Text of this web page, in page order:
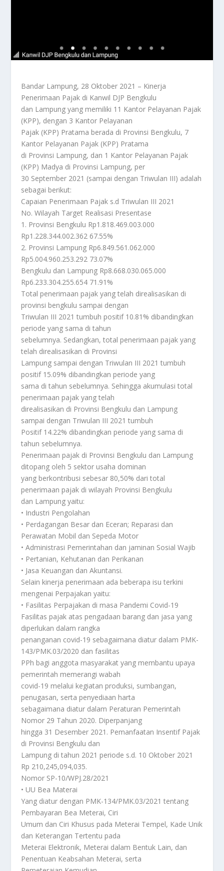
Bandar Lampung, 28 Oktober 2021 – Kinerja
Penerimaan Pajak di Kanwil DJP Bengkulu
dan Lampung yang memiliki 11 Kantor Pelayanan Pajak
(KPP), dengan 3 Kantor Pelayanan
Pajak (KPP) Pratama berada di Provinsi Bengkulu, 7
Kantor Pelayanan Pajak (KPP) Pratama
di Provinsi Lampung, dan 1 Kantor Pelayanan Pajak
(KPP) Madya di Provinsi Lampung, per
30 September 2021 (sampai dengan Triwulan III) adalah
sebagai berikut:
Capaian Penerimaan Pajak s.d Triwulan III 2021
No. Wilayah Target Realisasi Presentase
1. Provinsi Bengkulu Rp1.818.469.003.000
Rp1.228.344.002.362 67.55%
2. Provinsi Lampung Rp6.849.561.062.000
Rp5.004.960.253.292 73.07%
Bengkulu dan Lampung Rp8.668.030.065.000
Rp6.233.304.255.654 71.91%
Total penerimaan pajak yang telah direalisasikan di
provinsi bengkulu sampai dengan
Triwulan III 2021 tumbuh positif 10.81% dibandingkan
periode yang sama di tahun
sebelumnya. Sedangkan, total penerimaan pajak yang
telah direalisasikan di Provinsi
Lampung sampai dengan Triwulan III 2021 tumbuh
positif 15.09% dibandingkan periode yang
sama di tahun sebelumnya. Sehingga akumulasi total
penerimaan pajak yang telah
direalisasikan di Provinsi Bengkulu dan Lampung
sampai dengan Triwulan III 2021 tumbuh
Positif 14.22% dibandingkan periode yang sama di
tahun sebelumnya.
Penerimaan pajak di Provinsi Bengkulu dan Lampung
ditopang oleh 5 sektor usaha dominan
yang berkontribusi sebesar 80,50% dari total
penerimaan pajak di wilayah Provinsi Bengkulu
dan Lampung yaitu:
• Industri Pengolahan
• Perdagangan Besar dan Eceran; Reparasi dan
Perawatan Mobil dan Sepeda Motor
• Administrasi Pemerintahan dan jaminan Sosial Wajib
• Pertanian, Kehutanan dan Perikanan
• Jasa Keuangan dan Akuntansi.
Selain kinerja penerimaan ada beberapa isu terkini
mengenai Perpajakan yaitu:
• Fasilitas Perpajakan di masa Pandemi Covid-19
Fasilitas pajak atas pengadaan barang dan jasa yang
diperlukan dalam rangka
penanganan covid-19 sebagaimana diatur dalam PMK-
143/PMK.03/2020 dan fasilitas
PPh bagi anggota masyarakat yang membantu upaya
pemerintah memerangi wabah
covid-19 melalui kegiatan produksi, sumbangan,
penugasan, serta penyediaan harta
sebagaimana diatur dalam Peraturan Pemerintah
Nomor 29 Tahun 2020. Diperpanjang
hingga 31 Desember 2021. Pemanfaatan Insentif Pajak
di Provinsi Bengkulu dan
Lampung di tahun 2021 periode s.d. 10 Oktober 2021
Rp 210,245,094,035.
Nomor SP-10/WPJ.28/2021
• UU Bea Materai
Yang diatur dengan PMK-134/PMK.03/2021 tentang
Pembayaran Bea Meterai, Ciri
Umum dan Ciri Khusus pada Meterai Tempel, Kade Unik
dan Keterangan Tertentu pada
Meterai Elektronik, Meterai dalam Bentuk Lain, dan
Penentuan Keabsahan Meterai, serta